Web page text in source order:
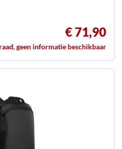
€ 71,90
geen informatie beschikbaar